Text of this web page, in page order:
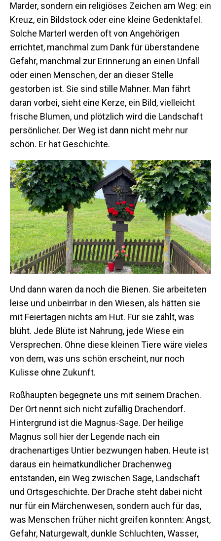
Marder, sondern ein religiöses Zeichen am Weg: ein
Kreuz, ein Bildstock oder eine kleine Gedenktafel.
Solche Marterl werden oft von Angehörigen
errichtet, manchmal zum Dank für überstandene
Gefahr, manchmal zur Erinnerung an einen Unfall
oder einen Menschen, der an dieser Stelle
gestorben ist. Sie sind stille Mahner. Man fährt
daran vorbei, sieht eine Kerze, ein Bild, vielleicht
frische Blumen, und plötzlich wird die Landschaft
persönlicher. Der Weg ist dann nicht mehr nur
schön. Er hat Geschichte.
Und dann waren da noch die Bienen. Sie arbeiteten
leise und unbeirrbar in den Wiesen, als hätten sie
mit Feiertagen nichts am Hut. Für sie zählt, was
blüht. Jede Blüte ist Nahrung, jede Wiese ein
Versprechen. Ohne diese kleinen Tiere wäre vieles
von dem, was uns schön erscheint, nur noch
Kulisse ohne Zukunft.
Roßhaupten begegnete uns mit seinem Drachen.
Der Ort nennt sich nicht zufällig Drachendorf.
Hintergrund ist die Magnus-Sage. Der heilige
Magnus soll hier der Legende nach ein
drachenartiges Untier bezwungen haben. Heute ist
daraus ein heimatkundlicher Drachenweg
entstanden, ein Weg zwischen Sage, Landschaft
und Ortsgeschichte. Der Drache steht dabei nicht
nur für ein Märchenwesen, sondern auch für das,
was Menschen früher nicht greifen konnten: Angst,
Gefahr, Naturgewalt, dunkle Schluchten, Wasser,